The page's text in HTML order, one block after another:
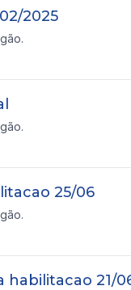
2025
25/06
habilitacao 21/